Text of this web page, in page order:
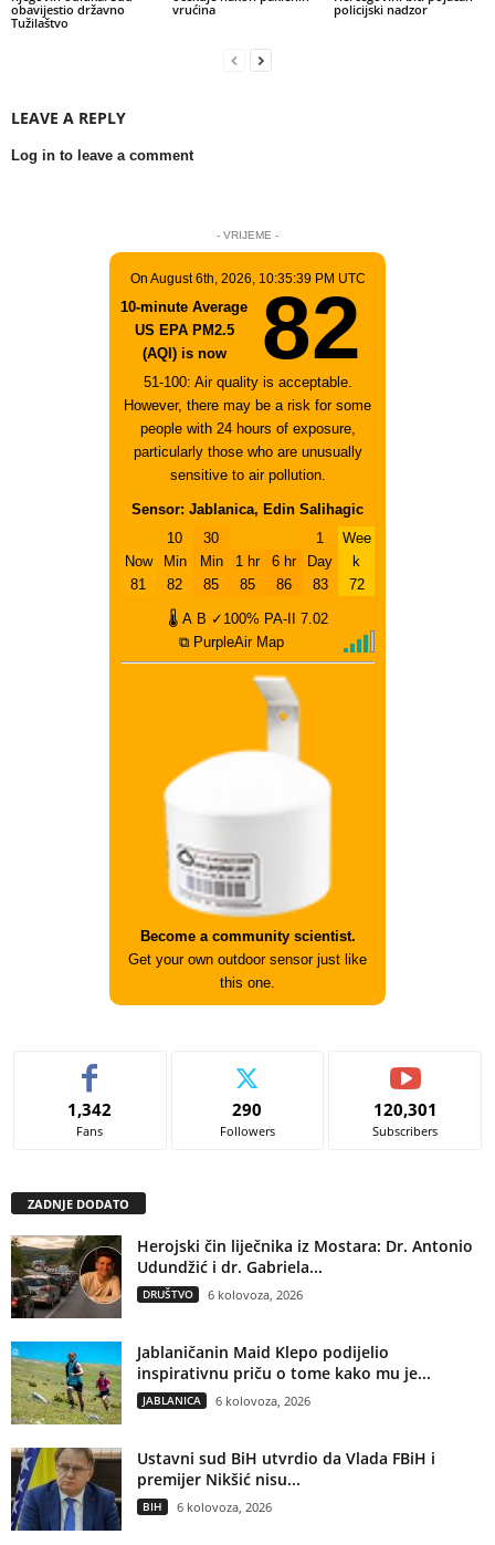
obavijestio državno
Tužilaštvo
vrućina
policijski nadzor
LEAVE A REPLY
Log in to leave a comment
- VRIJEME -
On August 6th, 2026, 10:35:39 PM UTC
10-minute Average
US EPA PM2.5
(AQI) is now
82
51-100: Air quality is acceptable.
However, there may be a risk for some
people with 24 hours of exposure,
particularly those who are unusually
sensitive to air pollution.
Sensor: Jablanica, Edin Salihagic
Now
81
10
Min
82
30
Min
85
1 hr
85
6 hr
86
1
Day
83
Wee
k
72
🌡 A B ✓100% PA-II
7.02
⧉ PurpleAir Map
Become a community scientist.
Get your own outdoor sensor just like
this one.
1,342
Fans
290
Followers
120,301
Subscribers
ZADNJE DODATO
Herojski čin liječnika iz Mostara: Dr. Antonio
Udundžić i dr. Gabriela...
DRUŠTVO 6 kolovoza, 2026
Jablaničanin Maid Klepo podijelio
inspirativnu priču o tome kako mu je...
JABLANICA 6 kolovoza, 2026
Ustavni sud BiH utvrdio da Vlada FBiH i
premijer Nikšić nisu...
BIH 6 kolovoza, 2026